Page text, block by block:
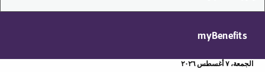
myBenefits
الجمعة، ٧ أغسطس ٢٠٢٦